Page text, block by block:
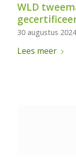
WLD
30 augustus 2024
Lees meer